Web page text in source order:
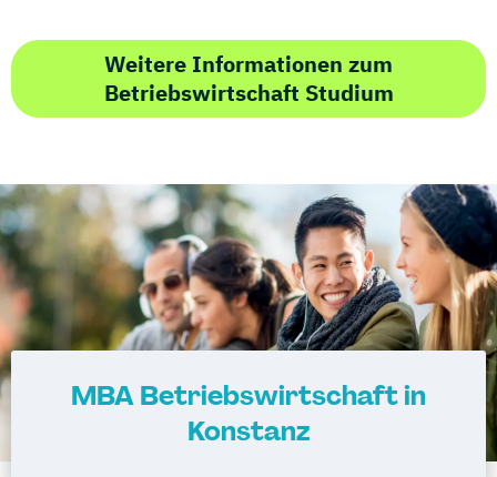
Weitere Informationen zum
Betriebswirtschaft Studium
MBA Betriebswirtschaft in
Konstanz